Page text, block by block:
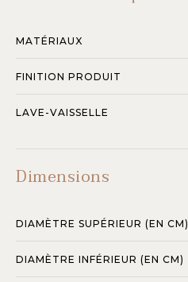
MATÉRIAUX
FINITION PRODUIT
LAVE-VAISSELLE
Dimensions
DIAMÈTRE SUPÉRIEUR (EN CM)
DIAMÈTRE INFÉRIEUR (EN CM)